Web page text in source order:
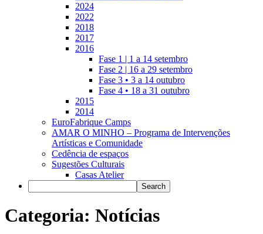
2024
2022
2018
2017
2016
Fase 1 | 1 a 14 setembro
Fase 2 | 16 a 29 setembro
Fase 3 • 3 a 14 outubro
Fase 4 • 18 a 31 outubro
2015
2014
EuroFabrique Camps
AMAR O MINHO – Programa de Intervenções
Artísticas e Comunidade
Cedência de espaços
Sugestões Culturais
Casas Atelier
Categoria: Notícias